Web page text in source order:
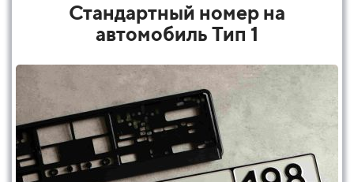
Стандартный номер на
автомобиль Тип 1